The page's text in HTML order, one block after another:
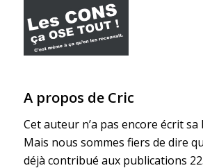
A propos de Cric
Cet auteur n’a pas encore écrit sa
Mais nous sommes fiers de dire
déjà contribué aux publications 22.